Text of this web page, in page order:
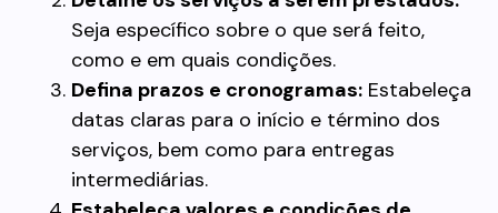
Seja específico sobre o que será feito,
como e em quais condições.
Defina prazos e cronogramas: Estabeleça
datas claras para o início e término dos
serviços, bem como para entregas
intermediárias.